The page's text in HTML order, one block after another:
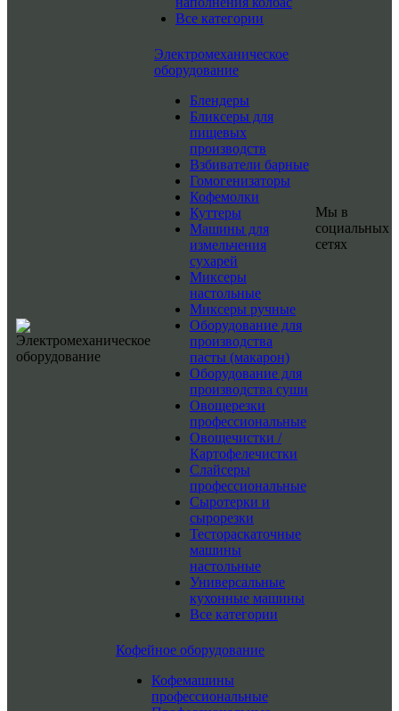
Все категории
Электромеханическое
оборудование
Блендеры
Бликсеры для
пищевых
производств
Взбиватели барные
Гомогенизаторы
Кофемолки
Куттеры
Машины для
измельчения
сухарей
Миксеры
настольные
Миксеры ручные
Оборудование для
производства
пасты (макарон)
Оборудование для
производства суши
Овощерезки
профессиональные
Овощечистки /
Картофелечистки
Слайсеры
профессиональные
Сыротерки и
сырорезки
Тестораскаточные
машины
настольные
Универсальные
кухонные машины
Все категории
Кофейное оборудование
Кофемашины
профессиональные
Мы в
социальных
сетях